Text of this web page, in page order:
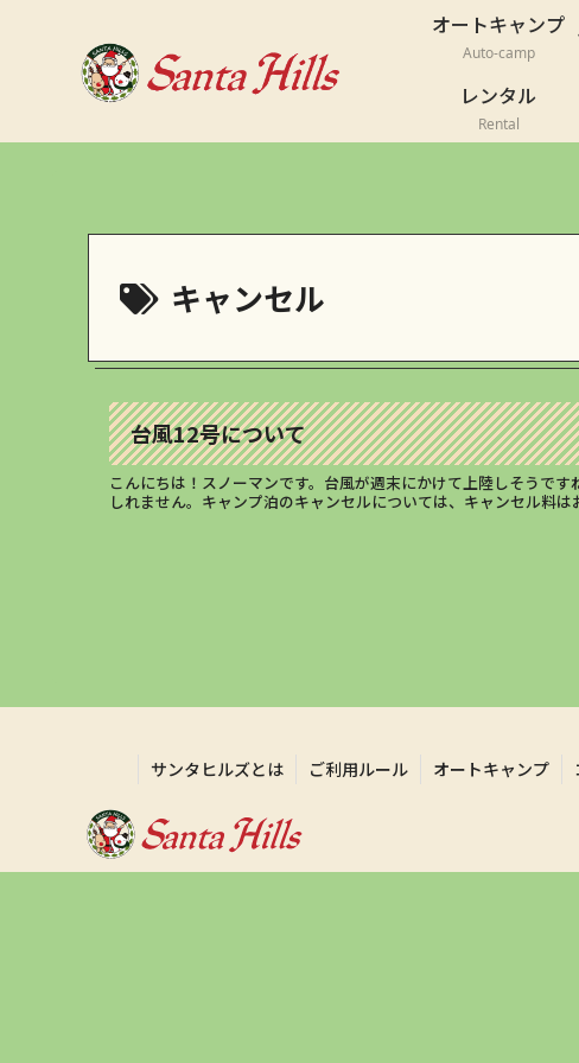
オートキャンプ
Auto-camp
レンタル
Rental
キャンセル
台風12号について
こんにちは！スノーマンです。台風が週末にかけて上陸しそうで
しれません。キャンプ泊のキャンセルについては、キャンセル料は
サンタヒルズとは ご利用ルール オートキャンプ